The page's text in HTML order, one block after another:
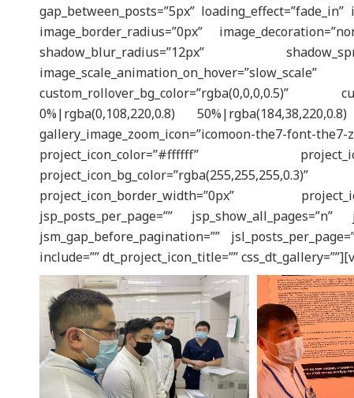
gap_between_posts=”5px”
image_border_radius=”0px”
shadow_blur_radius=”12px”
custom_rollover_bg_color=”rgba(0,0,0,0.5)”
0%|rgba(0,108,220,0.8)
gallery_image_zoom_icon=”icomoon-
project_icon_color=”#ffffff”
project_icon_border_width=”0px”
jsp_posts_per_page=”” jsp_show_all_pages=”n”
jsm_gap_before_pagination=””
include=”” dt_project_icon_title=””